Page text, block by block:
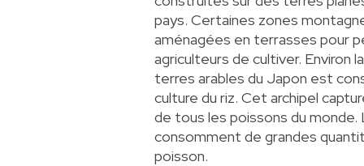
pays. Certaines zones
aménagées en terrasses pour
agriculteurs de cultiver. Environ
terres arables du Japon est
culture du riz. Cet archipel
de tous les poissons du monde.
consomment de grandes
poisson.